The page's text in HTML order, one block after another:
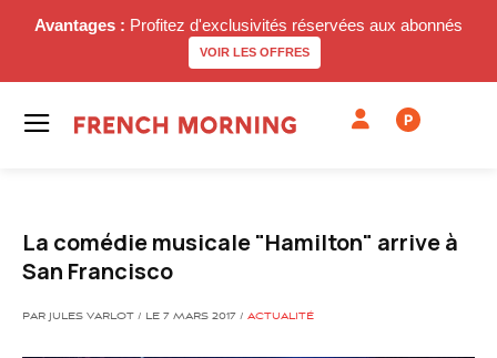
Avantages : Profitez d'exclusivités réservées aux abonnés
VOIR LES OFFRES
P
La comédie musicale "Hamilton" arrive à
San Francisco
PAR JULES VARLOT / LE 7 MARS 2017 / ACTUALITÉ